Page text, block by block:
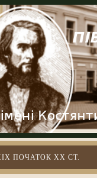
ПОЧАТОК XX СТ.